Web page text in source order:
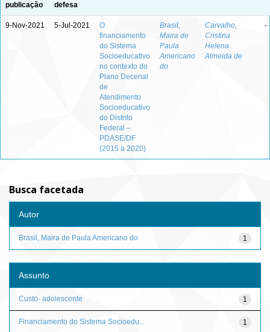
publicação
defesa
9-Nov-2021 5-Jul-2021
O
financiamento
do Sistema
Socioeducativo
no contexto do
Plano Decenal
de
Atendimento
Socioeducativo
do Distrito
Federal –
PDASE/DF
(2015 a 2020)
Brasil,
Maira de
Paula
Americano
do
Carvalho,
Cristina
Helena
Almeida de
-
Busca facetada
Autor
1
Brasil, Maira de Paula Americano do
Assunto
1
Custo- adolescente
1
Financiamento do Sistema Socioedu...